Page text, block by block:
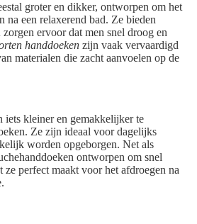
groter en dikker, ontworpen om het
na een relaxerend bad. Ze bieden
ervoor dat men snel droog en
handdoeken zijn vaak vervaardigd
materialen die zacht aanvoelen op de
iets kleiner en gemakkelijker te
Ze zijn ideaal voor dagelijks
worden opgeborgen. Net als
ontworpen om snel
ze perfect maakt voor het afdroegen na